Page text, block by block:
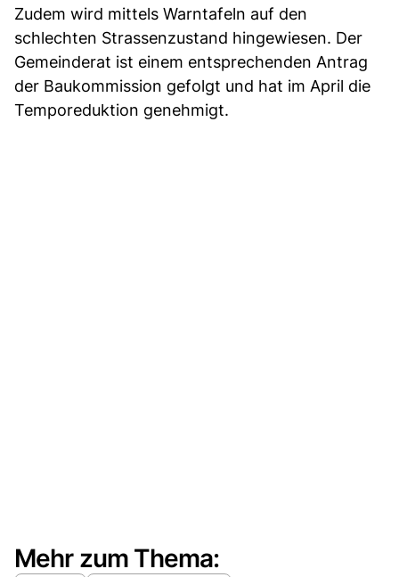
Zudem wird mittels Warntafeln auf den
schlechten Strassenzustand hingewiesen. Der
Gemeinderat ist einem entsprechenden Antrag
der Baukommission gefolgt und hat im April die
Temporeduktion genehmigt.
Mehr zum Thema: